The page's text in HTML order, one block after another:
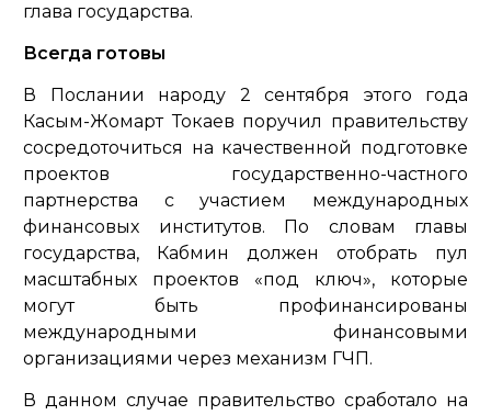
глава государства.
Всегда готовы
В Послании народу 2 сентября этого года
Касым-Жомарт Токаев поручил правительству
сосредоточиться на качественной подготовке
проектов государственно-частного
партнерства с участием международных
финансовых институтов. По словам главы
государства, Кабмин должен отобрать пул
масштабных проектов «под ключ», которые
могут быть профинансированы
международными финансовыми
организациями через механизм ГЧП.
В данном случае правительство сработало на